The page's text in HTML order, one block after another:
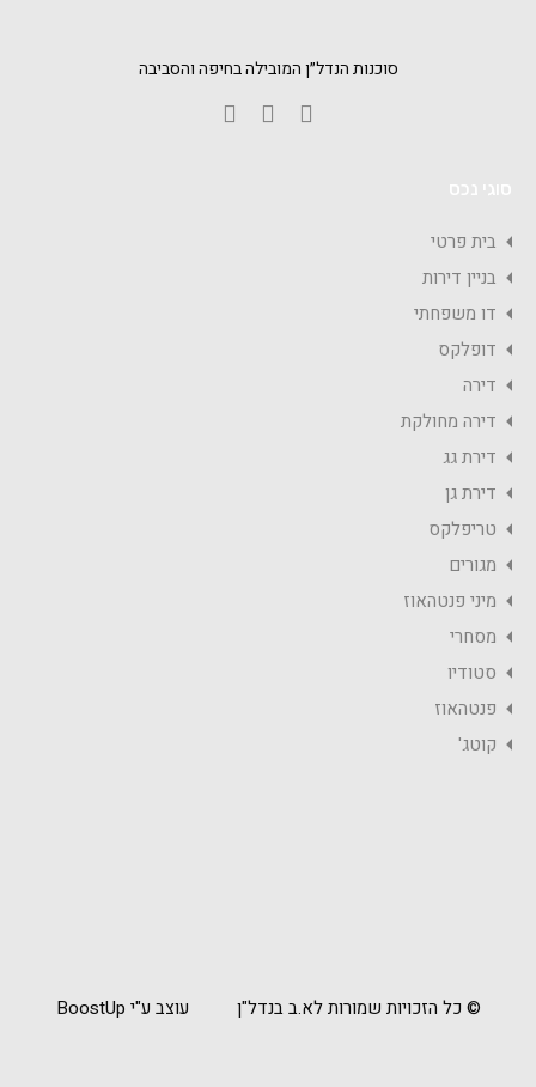
סוכנות הנדל״ן המובילה בחיפה והסביבה
בית פרטי
בניין דירות
דו משפחתי
דופלקס
דירה
דירה מחולקת
דירת גג
דירת גן
טריפלקס
מגורים
מיני פנטהאוז
מסחרי
סטודיו
פנטהאוז
קוטג'
© כל הזכויות שמורות לא.ב בנדל"ן עוצב ע"י BoostUp